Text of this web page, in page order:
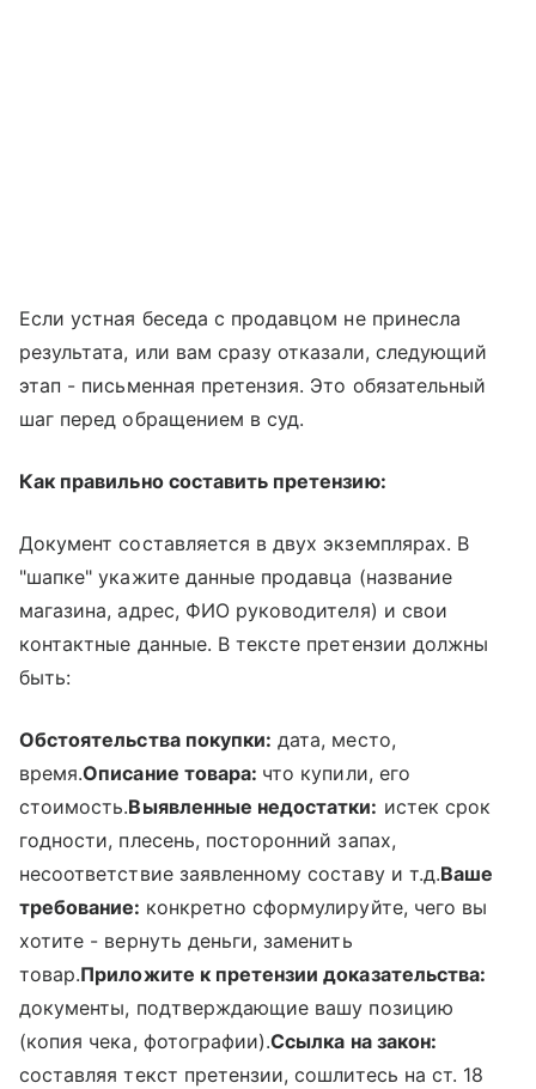
Если устная беседа с продавцом не принесла
результата, или вам сразу отказали, следующий
этап - письменная претензия. Это обязательный
шаг перед обращением в суд.
Как правильно составить претензию:
Документ составляется в двух экземплярах. В
"шапке" укажите данные продавца (название
магазина, адрес, ФИО руководителя) и свои
контактные данные. В тексте претензии должны
быть:
Обстоятельства покупки: дата, место,
время.Описание товара: что купили, его
стоимость.Выявленные недостатки: истек срок
годности, плесень, посторонний запах,
несоответствие заявленному составу и т.д.Ваше
требование: конкретно сформулируйте, чего вы
хотите - вернуть деньги, заменить
товар.Приложите к претензии доказательства:
документы, подтверждающие вашу позицию
(копия чека, фотографии).Ссылка на закон:
составляя текст претензии, сошлитесь на ст. 18